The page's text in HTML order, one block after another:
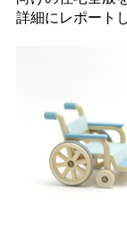
詳細にレポート